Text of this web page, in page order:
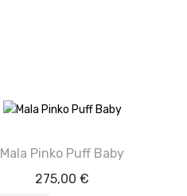
Mala Pinko Puff Baby
275,00€